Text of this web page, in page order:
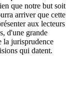
que notre but soit
arriver que cette
aux lecteurs
d'une grande
la jurisprudence
qui datent.